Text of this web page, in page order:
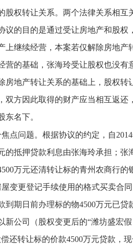
股权转让关系。两个法律关系相互
议的目的是通过受让房地产和股权
上继续经营，本案若仅解除房地产
营的基础，张海玲受让股权也没有
房地产转让关系的基础上，股权转
双方因此取得的财产应当相互返还
东名下。
点问题。根据协议的约定，自
的抵押贷款利息由张海玲承担；张
万元还清转让标的青州农商行的
变更登记手续使用的格式买卖合
到期日前办理标的物4500万元已贷
新公司（股权变更后的“潍坊盛宏
还转让标的价款4500万元贷款，